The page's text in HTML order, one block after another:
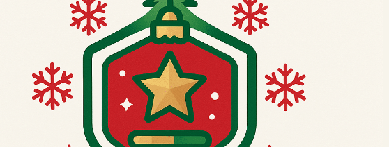
Landing oldal
Ajándékba kap egy landing oldalt,
ahová elhelyezzük a kész videót és
akár erre is irányíthatja ügyfeleit,
akiknek szánja az üdvözletet.
E-
is,